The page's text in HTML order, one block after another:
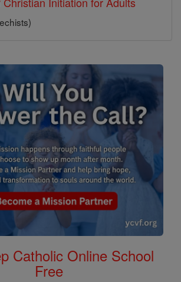
Catholic Online School
Free